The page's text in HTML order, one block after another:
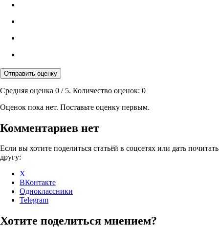
Отправить оценку
Средняя оценка 0 / 5. Количество оценок: 0
Оценок пока нет. Поставьте оценку первым.
Комментариев нет
Если вы хотите поделиться статьёй в соцсетях или дать почитать
другу:
X
ВКонтакте
Одноклассники
Telegram
Хотите поделиться мнением?